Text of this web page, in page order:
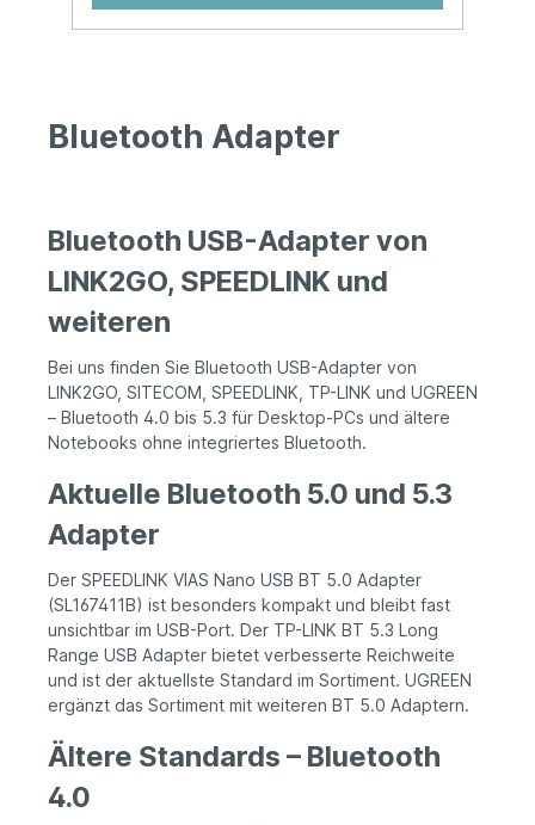
Bluetooth Adapter
Bluetooth USB-Adapter von
LINK2GO, SPEEDLINK und
weiteren
Bei uns finden Sie Bluetooth USB-Adapter von
LINK2GO, SITECOM, SPEEDLINK, TP-LINK und UGREEN
– Bluetooth 4.0 bis 5.3 für Desktop-PCs und ältere
Notebooks ohne integriertes Bluetooth.
Aktuelle Bluetooth 5.0 und 5.3
Adapter
Der SPEEDLINK VIAS Nano USB BT 5.0 Adapter
(SL167411B) ist besonders kompakt und bleibt fast
unsichtbar im USB-Port. Der TP-LINK BT 5.3 Long
Range USB Adapter bietet verbesserte Reichweite
und ist der aktuellste Standard im Sortiment. UGREEN
ergänzt das Sortiment mit weiteren BT 5.0 Adaptern.
Ältere Standards – Bluetooth
4.0